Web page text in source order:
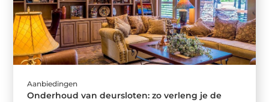
Aanbiedingen
Onderhoud van deursloten: zo verleng je de